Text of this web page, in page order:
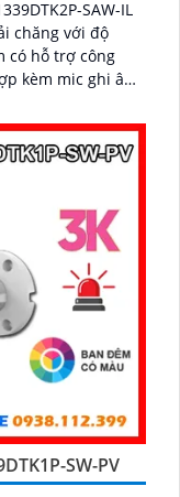
SAW-IL
chăng với độ
có hỗ trợ công
kèm mic ghi âm
SW-PV